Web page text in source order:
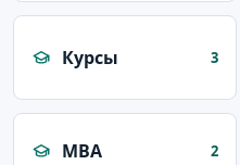
Курсы 3
MBA 2